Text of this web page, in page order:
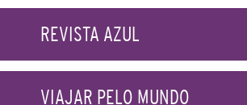
REVISTA AZUL
VIAJAR PELO MUNDO